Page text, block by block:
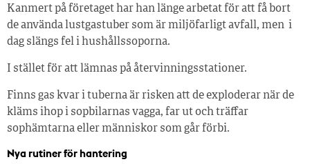
Kanmert på företaget har han länge arbetat för att få bort
de använda lustgastuber som är miljöfarligt avfall, men i
dag slängs fel i hushållssoporna.
I stället för att lämnas på återvinningsstationer.
Finns gas kvar i tuberna är risken att de exploderar när de
kläms ihop i sopbilarnas vagga, far ut och träffar
sophämtarna eller människor som går förbi.
Nya rutiner för hantering